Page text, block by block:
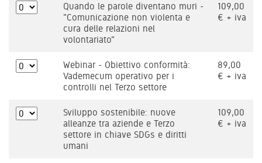
Quando le parole diventano muri -
"Comunicazione non violenta e
cura delle relazioni nel
volontariato"
109,00
€ + iva
Webinar - Obiettivo conformità:
Vademecum operativo per i
controlli nel Terzo settore
89,00
€ + iva
Sviluppo sostenibile: nuove
alleanze tra aziende e Terzo
settore in chiave SDGs e diritti
umani
109,00
€ + iva